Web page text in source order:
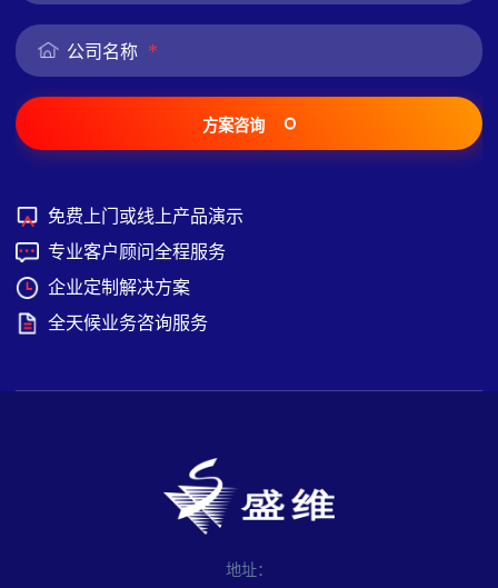
公司名称 *
方案咨询
免费上门或线上产品演示
专业客户顾问全程服务
企业定制解决方案
全天候业务咨询服务
地址：